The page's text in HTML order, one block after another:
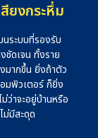
ยงกระหึ่ม
ระบบที่รองรับ
ดเจน ทั้งราย
มากขึ้น ยิ่งถ้าตัว
มพิวเตอร์ ก็ยิ่ง
ว่าจะอยู่บ้านหรือ
มีสะดุด